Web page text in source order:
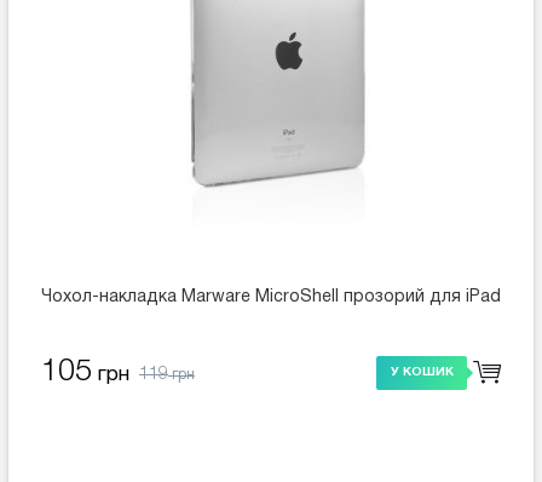
Чохол-накладка Marware MicroShell прозорий для iPad
105 грн 119грн У КОШИК